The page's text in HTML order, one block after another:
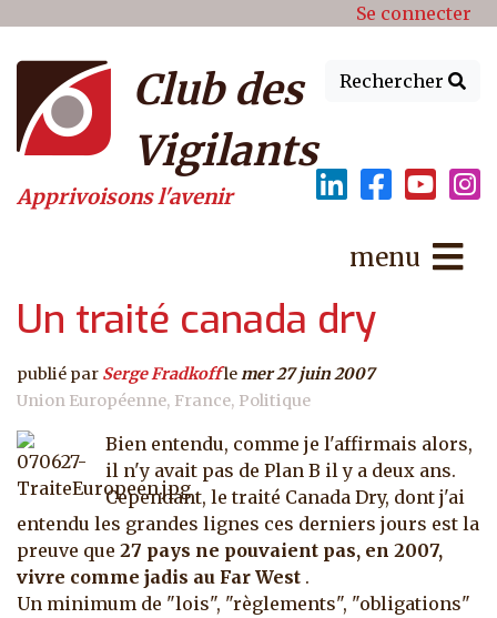
Menu du compte de Se connecter
Rechercher
Club des
Vigilants
Apprivoisons l'avenir
menu
Un traité canada dry
publié par Serge Fradkofflemer 27 juin 2007
Union Européenne France Politique
Bien entendu, comme je l'affirmais alors,
il n'y avait pas de Plan B il y a deux ans.
Cependant, le traité Canada Dry, dont j'ai
entendu les grandes lignes ces derniers jours est la
preuve que 27 pays ne pouvaient pas, en 2007,
vivre comme jadis au Far West .
Un minimum de "lois", "règlements", "obligations"